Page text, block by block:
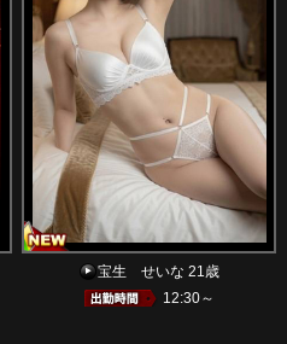
宝生 せいな 21歳
12:30～